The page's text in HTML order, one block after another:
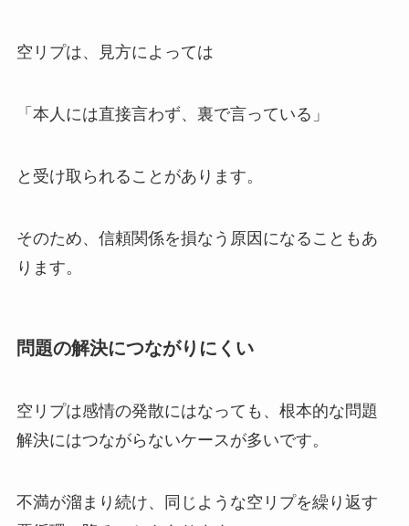
空リプは、見方によっては
「本人には直接言わず、裏で言っている」
と受け取られることがあります。
そのため、信頼関係を損なう原因になることもあ
ります。
問題の解決につながりにくい
空リプは感情の発散にはなっても、根本的な問題
解決にはつながらないケースが多いです。
不満が溜まり続け、同じような空リプを繰り返す